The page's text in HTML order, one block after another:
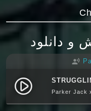
و دانلود
record_voice_over
play_circle_filled Parker Jack